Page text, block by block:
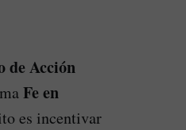
de Acción
Fe en
es incentivar